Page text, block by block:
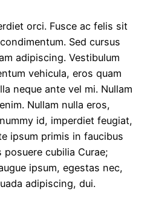
orci. Fusce ac felis sit
Sed cursus
adipiscing. Vestibulum
vehicula, eros quam
neque ante vel mi. Nullam
Nullam nulla eros,
id, imperdiet feugiat,
ipsum primis in faucibus
cubilia Curae;
ipsum, egestas nec,
adipiscing, dui.